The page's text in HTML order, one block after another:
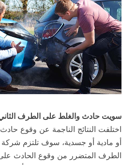
سويت حادث والغلط على الطرف الثاني
اختلفت النتائج الناجمة عن وقوع
أو مادية أو جسدية، سوف تلتزم شركة
الطرف المتضرر من وقوع الحادث